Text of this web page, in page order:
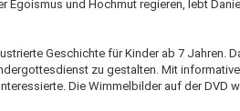
Egoismus und Hochmut regieren, lebt
Geschichte für Kinder ab 7 Jahren.
zu gestalten. Mit
Die Wimmelbilder auf der DVD